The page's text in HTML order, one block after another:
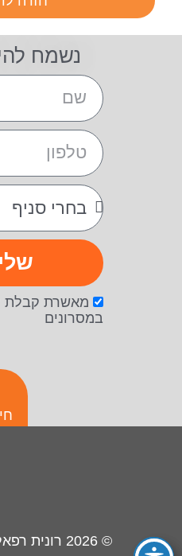
נשמח
מאשרת קבלת
במסרונים
© 2026 רונית